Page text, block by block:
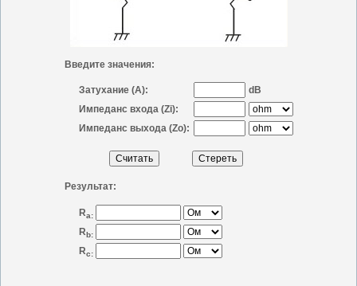
Введите значения:
Затухание (A):
dB
Импеданс входа (Zi):
Импеданс выхода (Zo):
Результат:
Ra:
Rb:
Rc: